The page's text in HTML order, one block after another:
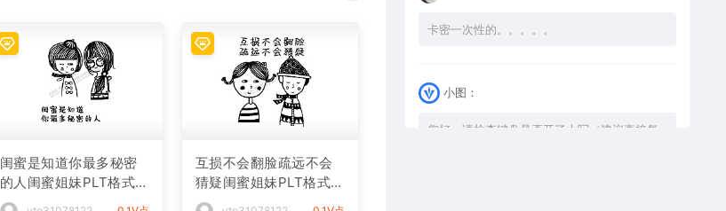
闺蜜是知道你最多秘密
的人闺蜜姐妹PLT格式激
光打标文件通用矢量图
互损不会翻脸疏远不会
猜疑闺蜜姐妹PLT格式激
光打标文件通用矢量图
卡密一次性的。。。。。
小图：
您好，请检查键盘是否开了大写（建议直接复